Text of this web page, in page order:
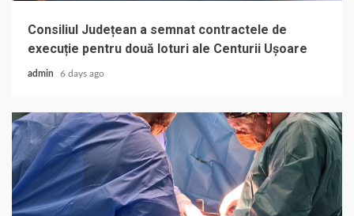
Consiliul Județean a semnat contractele de
execuție pentru două loturi ale Centurii Ușoare
admin 6 days ago